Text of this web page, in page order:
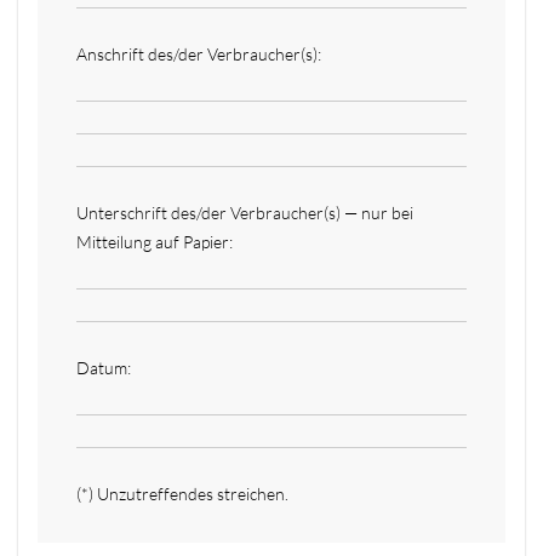
Anschrift des/der Verbraucher(s):
Unterschrift des/der Verbraucher(s) — nur bei
Mitteilung auf Papier:
Datum:
(*) Unzutreffendes streichen.